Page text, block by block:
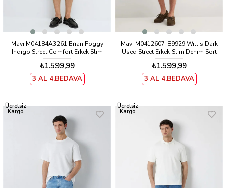
Mavı M04184A3261 Brıan Foggy
Indıgo Street Comfort Erkek Slım
Denım Sort
₺1.599,99
3 AL 4.BEDAVA
Mavı M0412607-89929 Wıllıs Dark
Used Street Erkek Slım Denım Sort
₺1.599,99
3 AL 4.BEDAVA
Ücretsiz
Kargo
Ücretsiz
Kargo